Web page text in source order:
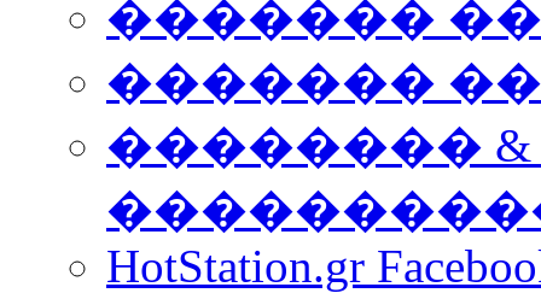
�������
������� ���
��������
HotStation.gr